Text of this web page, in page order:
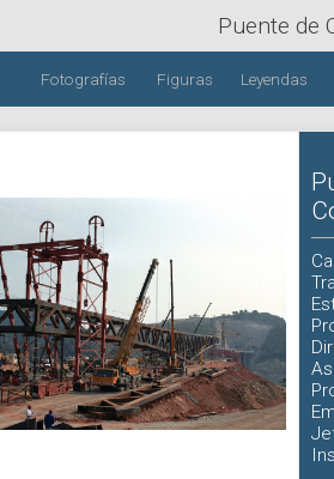
Puente de
Fotografías Figuras Leyendas